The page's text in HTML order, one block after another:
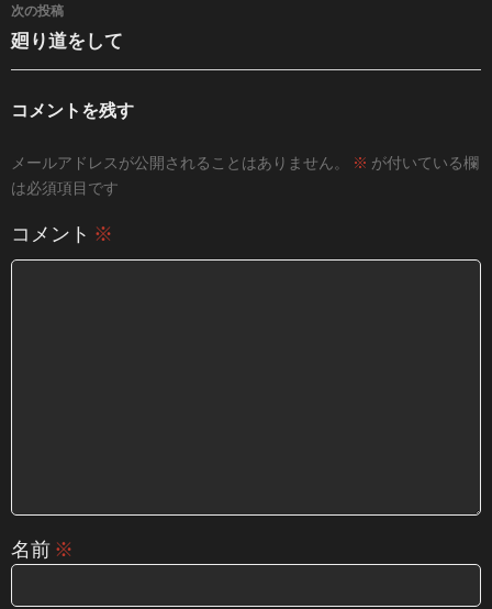
次の投稿
廻り道をして
コメントを残す
メールアドレスが公開されることはありません。 ※ が付いている欄
は必須項目です
コメント ※
名前 ※